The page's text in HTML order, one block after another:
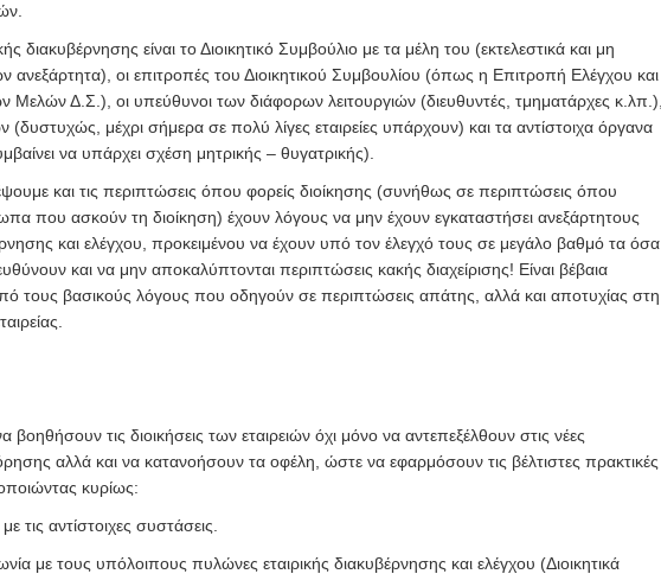
διακυβέρνησης είναι το Διοικητικό Συμβούλιο με τα μέλη του (εκτελεστικά και μη
ανεξάρτητα), οι επιτροπές του Διοικητικού Συμβουλίου (όπως η Επιτροπή Ελέγχου και
Δ.Σ.), οι υπεύθυνοι των διάφορων λειτουργιών (διευθυντές, τμηματάρχες κ.λπ.),
(δυστυχώς, μέχρι σήμερα σε πολύ λίγες εταιρείες υπάρχουν) και τα αντίστοιχα όργανα
να υπάρχει σχέση μητρικής – θυγατρικής).
και τις περιπτώσεις όπου φορείς διοίκησης (συνήθως σε περιπτώσεις όπου
που ασκούν τη διοίκηση) έχουν λόγους να μην έχουν εγκαταστήσει ανεξάρτητους
και ελέγχου, προκειμένου να έχουν υπό τον έλεγχό τους σε μεγάλο βαθμό τα όσα
και να μην αποκαλύπτονται περιπτώσεις κακής διαχείρισης! Είναι βέβαια
τους βασικούς λόγους που οδηγούν σε περιπτώσεις απάτης, αλλά και αποτυχίας στη
βοηθήσουν τις διοικήσεις των εταιρειών όχι μόνο να αντεπεξέλθουν στις νέες
αλλά και να κατανοήσουν τα οφέλη, ώστε να εφαρμόσουν τις βέλτιστες πρακτικές
κυρίως:
τις αντίστοιχες συστάσεις.
με τους υπόλοιπους πυλώνες εταιρικής διακυβέρνησης και ελέγχου (Διοικητικά